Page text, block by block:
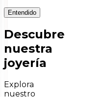
Entendido
Descubre
nuestra
joyería
Explora
nuestro